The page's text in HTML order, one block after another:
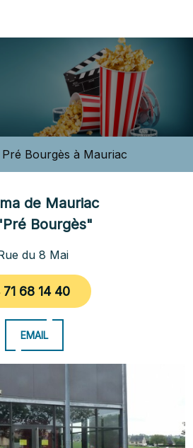
Pré Bourgès à Mauriac
de Mauriac
Bourgès"
du 8 Mai
71 68 14 40
EMAIL